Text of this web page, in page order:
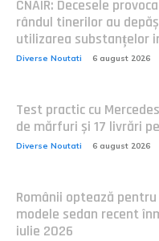
CNAIR: Decesele
rândul tinerilor au
utilizarea substanțelor
Diverse Noutati 6 august 2026
Test practic cu
de mărfuri și 17 livrări
Diverse Noutati 6 august 2026
Românii optează
modele sedan recent
iulie 2026